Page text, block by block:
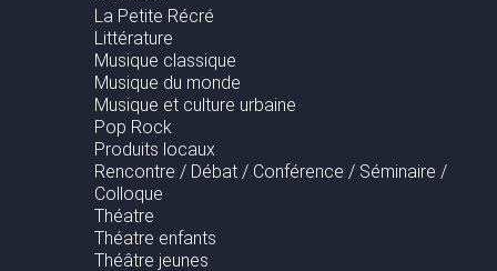
La Petite Récré
Littérature
Musique classique
Musique du monde
Musique et culture urbaine
Pop Rock
Produits locaux
Rencontre / Débat / Conférence / Séminaire /
Colloque
Théatre
Théatre enfants
Théâtre jeunes